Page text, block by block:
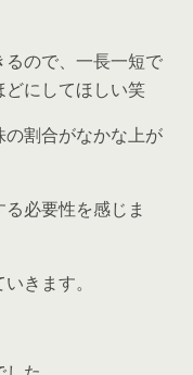
ので、一長一短で
にしてほしい笑
割合がなかな上が
必要性を感じま
きます。